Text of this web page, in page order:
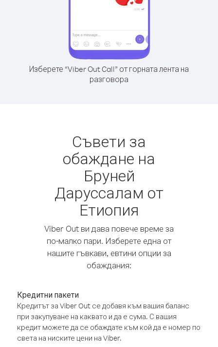
Изберете “Viber Out Call” от горната лента на
разговора
Съвети за
обаждане на
Бруней
Даруссалам от
Етиопия
Viber Out ви дава повече време за
по-малко пари. Изберете една от
нашите гъвкави, евтини опции за
обаждания:
Кредитни пакети
Кредитът за Viber Out се добавя към вашия баланс
при закупуване на каквато и да е сума. С вашия
кредит можете да се обаждате към кой да е номер по
света на ниските цени на Viber.